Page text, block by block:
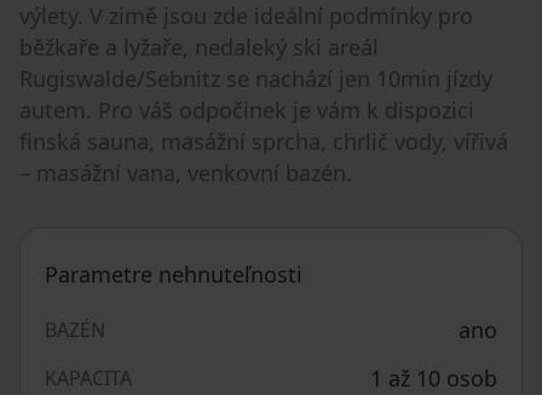
výlety. V zimě jsou zde ideální podmínky pro
běžkaře a lyžaře, nedaleký ski areál
Rugiswalde/Sebnitz se nachází jen 10min jízdy
autem. Pro váš odpočinek je vám k dispozici
finská sauna, masážní sprcha, chrlič vody, vířivá
– masážní vana, venkovní bazén.
Parametre nehnuteľnosti
BAZÉN ano
KAPACITA 1 až 10 osob